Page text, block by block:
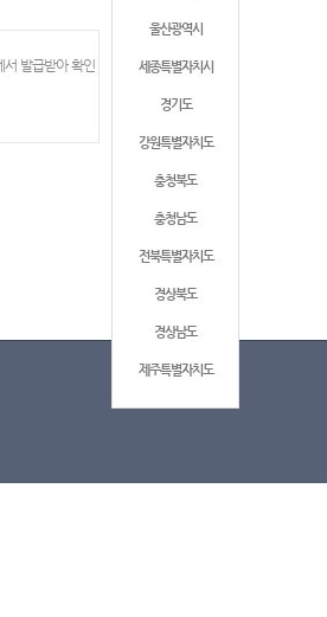
울산광역시
세종특별자치시
경기도
강원특별자치도
충청북도
충청남도
전북특별자치도
경상북도
경상남도
제주특별자치도
서 발급받아 확인